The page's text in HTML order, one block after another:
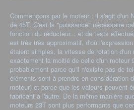
Commençons par le moteur : il s'agit d'un
de 45T. C'est la "puissance" nécessaire
fonction du réducteur... et de tests
est très très approximatif, d'où
étaient simples, la vitesse de rotation d'un
exactement la moitié de celle d'un moteur
probablement parce qu'il n'existe pas de
éléments sont à prendre en considération
moteur) et parce que les valeurs peuvent
fabricant à l'autre. De la même manière
moteurs 23T sont plus performants que